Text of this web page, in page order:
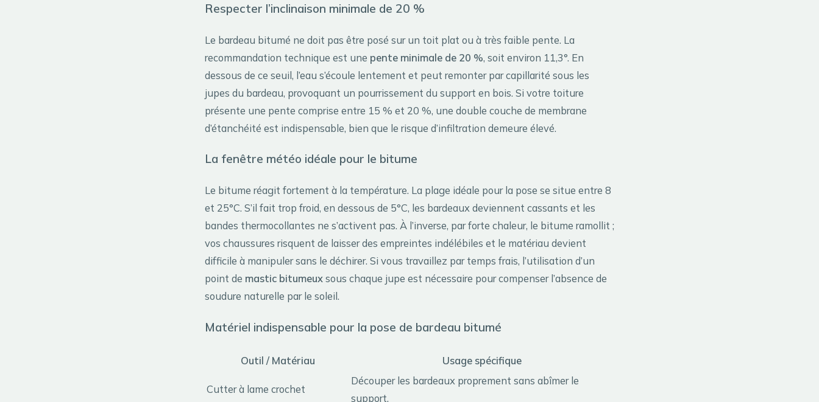
Respecter l’inclinaison minimale de 20 %
Le bardeau bitumé ne doit pas être posé sur un toit plat ou à très faible pente. La
recommandation technique est une pente minimale de 20 %, soit environ 11,3°. En
dessous de ce seuil, l’eau s’écoule lentement et peut remonter par capillarité sous les
jupes du bardeau, provoquant un pourrissement du support en bois. Si votre toiture
présente une pente comprise entre 15 % et 20 %, une double couche de membrane
d’étanchéité est indispensable, bien que le risque d’infiltration demeure élevé.
La fenêtre météo idéale pour le bitume
Le bitume réagit fortement à la température. La plage idéale pour la pose se situe entre 8
et 25°C. S’il fait trop froid, en dessous de 5°C, les bardeaux deviennent cassants et les
bandes thermocollantes ne s’activent pas. À l’inverse, par forte chaleur, le bitume ramollit ;
vos chaussures risquent de laisser des empreintes indélébiles et le matériau devient
difficile à manipuler sans le déchirer. Si vous travaillez par temps frais, l’utilisation d’un
point de mastic bitumeuxsous chaque jupe est nécessaire pour compenser l’absence de
soudure naturelle par le soleil.
Matériel indispensable pour la pose de bardeau bitumé
Outil / Matériau Usage spécifique
Cutter à lame crochet
Découper les bardeaux proprement sans abîmer le
support.